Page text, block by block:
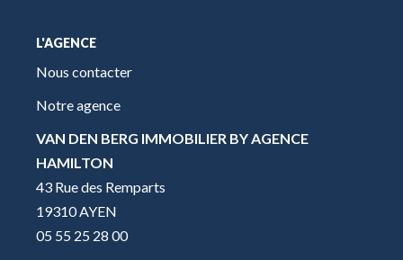
L'AGENCE
Nous contacter
Notre agence
VAN DEN BERG IMMOBILIER BY AGENCE
HAMILTON
43 Rue des Remparts
19310 AYEN
05 55 25 28 00